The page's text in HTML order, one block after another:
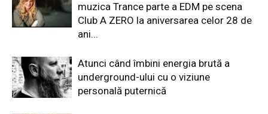
muzica Trance parte a EDM pe scena
Club A ZERO la aniversarea celor 28 de
ani...
Atunci când îmbini energia brută a
underground-ului cu o viziune
personală puternică